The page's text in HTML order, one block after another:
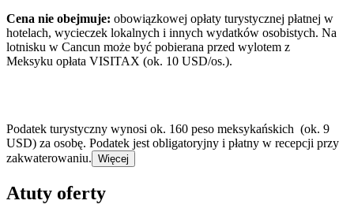
Cena nie obejmuje: obowiązkowej opłaty turystycznej płatnej w
hotelach, wycieczek lokalnych i innych wydatków osobistych. Na
lotnisku w Cancun może być pobierana przed wylotem z
Meksyku opłata VISITAX (ok. 10 USD/os.).
Podatek turystyczny wynosi ok. 160 peso meksykańskich (ok. 9
USD) za osobę. Podatek jest obligatoryjny i płatny w recepcji przy
zakwaterowaniu. Więcej
Atuty oferty